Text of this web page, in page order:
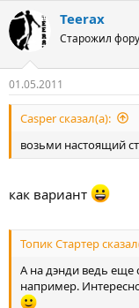
к
ц
и
Teerax
Старожил
01.05.2011
Casper сказал(а):
возьми настоящий
как вариант
Топик Стартер
А на дэнди ведь еще
например.